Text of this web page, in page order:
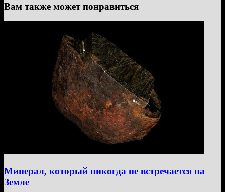
Вам также может понравиться
Минерал, который никогда не встречается на
Земле